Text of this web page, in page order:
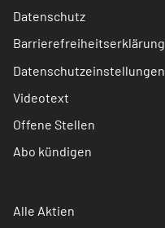
Datenschutz
Barrierefreiheitserklärung
Datenschutzeinstellungen
Videotext
Offene Stellen
Abo kündigen
Alle Aktien